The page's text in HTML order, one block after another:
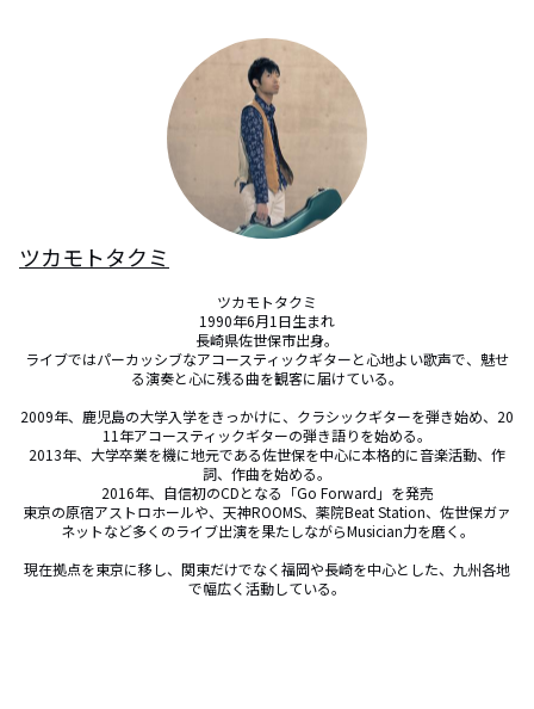
ツカモトタクミ
ツカモトタクミ
1990年6月1日生まれ
長崎県佐世保市出身。
ライブではパーカッシブなアコースティックギターと心地よい歌声で、魅せ
る演奏と心に残る曲を観客に届けている。
2009年、鹿児島の大学入学をきっかけに、クラシックギターを弾き始め、20
11年アコースティックギターの弾き語りを始める。
2013年、大学卒業を機に地元である佐世保を中心に本格的に音楽活動、作
詞、作曲を始める。
2016年、自信初のCDとなる「Go Forward」を発売
東京の原宿アストロホールや、天神ROOMS、薬院Beat Station、佐世保ガァ
ネットなど多くのライブ出演を果たしながらMusician力を磨く。
現在拠点を東京に移し、関東だけでなく福岡や長崎を中心とした、九州各地
で幅広く活動している。